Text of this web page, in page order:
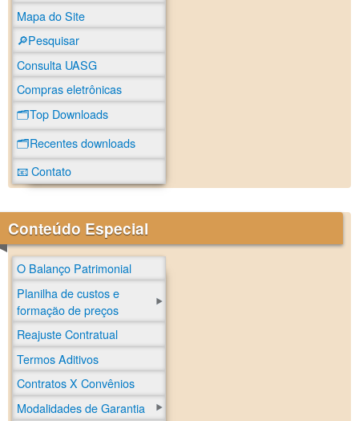
Mapa do Site
🔎Pesquisar
Consulta UASG
Compras eletrônicas
🗂️Top Downloads
🗂️Recentes downloads
📧 Contato
Conteúdo Especial
O Balanço Patrimonial
Planilha de custos e
formação de preços
Reajuste Contratual
Termos Aditivos
Contratos X Convênios
Modalidades de Garantia